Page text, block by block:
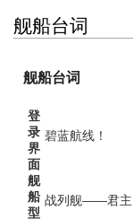
舰船台词
舰船台词
登
录
界
面
碧蓝航线！
舰
船
型
战列舰——君主